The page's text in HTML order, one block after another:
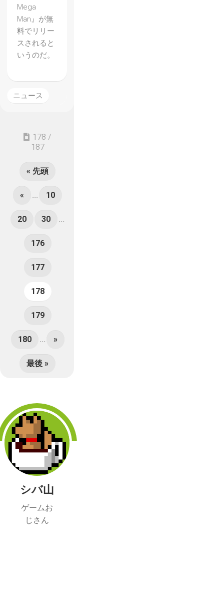
Mega
Man』が無
料でリリー
スされると
いうのだ。
ニュース
178 /
187
« 先頭
« ... 10
20 30 ...
176
177
178
179
180 ... »
最後 »
シバ山
ゲームお
じさん